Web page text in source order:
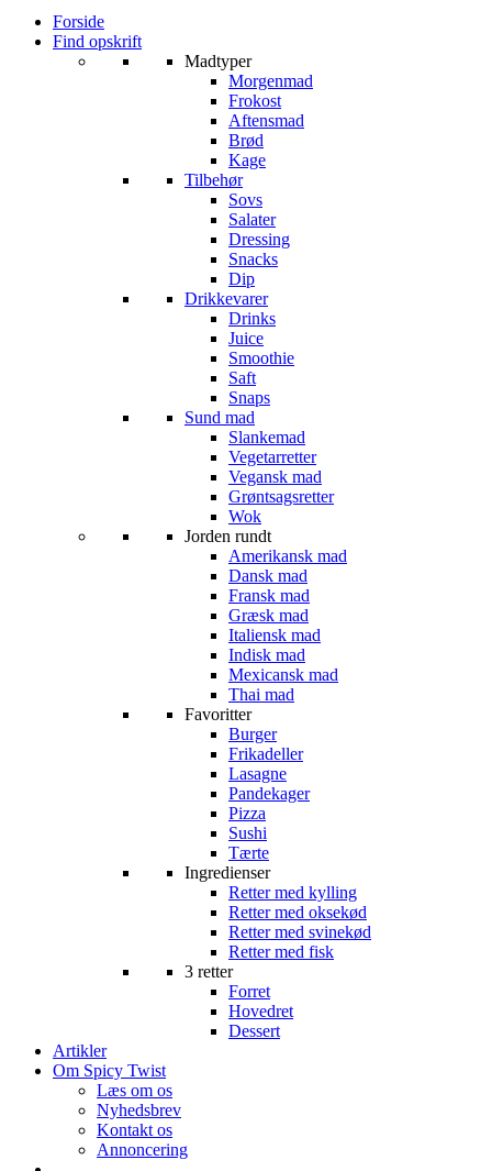
Forside
Find opskrift
Madtyper
Morgenmad
Frokost
Aftensmad
Brød
Kage
Tilbehør
Sovs
Salater
Dressing
Snacks
Dip
Drikkevarer
Drinks
Juice
Smoothie
Saft
Snaps
Sund mad
Slankemad
Vegetarretter
Vegansk mad
Grøntsagsretter
Wok
Jorden rundt
Amerikansk mad
Dansk mad
Fransk mad
Græsk mad
Italiensk mad
Indisk mad
Mexicansk mad
Thai mad
Favoritter
Burger
Frikadeller
Lasagne
Pandekager
Pizza
Sushi
Tærte
Ingredienser
Retter med kylling
Retter med oksekød
Retter med svinekød
Retter med fisk
3 retter
Forret
Hovedret
Dessert
Artikler
Om Spicy Twist
Læs om os
Nyhedsbrev
Kontakt os
Annoncering